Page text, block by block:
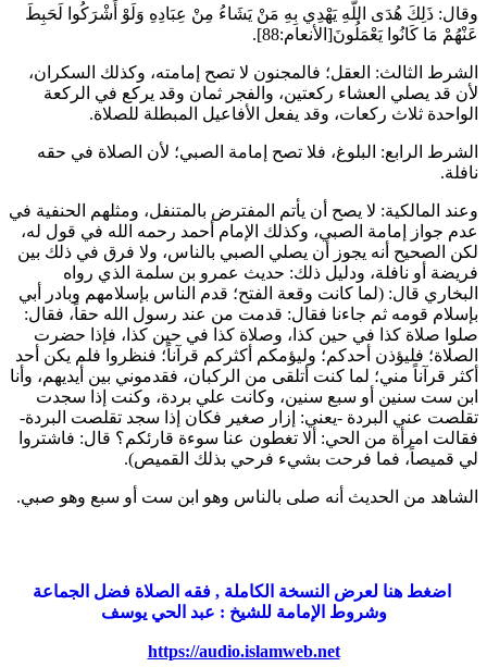
وقال: ذَلِكَ هُدَى اللَّهِ يَهْدِي بِهِ مَنْ يَشَاءُ مِنْ عِبَادِهِ وَلَوْ أَشْرَكُوا لَحَبِطَ
عَنْهُمْ مَا كَانُوا يَعْمَلُونَ[الأنعام:88].
الشرط الثالث: العقل؛ فالمجنون لا تصح إمامته، وكذلك السكران،
لأن قد يصلي العشاء ركعتين، والفجر ثمان وقد يركع في الركعة
الواحدة ثلاث ركعات، وقد يفعل الأفاعيل المبطلة للصلاة.
الشرط الرابع: البلوغ، فلا تصح إمامة الصبي؛ لأن الصلاة في حقه
نافلة.
وعند المالكية: لا يصح أن يأتم المفترض بالمتنفل، ومثلهم الحنفية في
عدم جواز إمامة الصبي، وكذلك الإمام أحمد رحمه الله في قول له،
لكن الصحيح أنه يجوز أن يصلي الصبي بالناس، ولا فرق في ذلك بين
فريضة أو نافلة، ودليل ذلك: حديث عمرو بن سلمة الذي رواه
البخاري قال: (لما كانت وقعة الفتح؛ قدم الناس بإسلامهم وبادر أبي
بإسلام قومه ثم جاءنا فقال: قدمت من عند رسول الله حقاً، فقال:
صلوا صلاة كذا في حين كذا، وصلاة كذا في حين كذا، فإذا حضرت
الصلاة؛ فليؤذن أحدكم؛ وليؤمكم أكثركم قرآناً؛ فنظروا فلم يكن أحد
أكثر قرآناً مني؛ لما كنت أتلقى من الركبان، فقدموني بين أيديهم، وأنا
ابن ست سنين أو سبع سنين، وكانت علي بردة، وكنت إذا سجدت
تقلصت عني البردة -يعني: إزار صغير فكان إذا سجد تقلصت البردة-
فقالت امرأة من الحي: ألا تغطون عنا سوءة قارئكم؟ قال: فاشتروا
لي قميصاً، فما فرحت بشيء فرحي بذلك القميص).
الشاهد من الحديث أنه صلى بالناس وهو ابن ست أو سبع وهو صبي.
اضغط هنا لعرض النسخة الكاملة , فقه الصلاة فضل الجماعة
وشروط الإمامة للشيخ : عبد الحي يوسف
https://audio.islamweb.net